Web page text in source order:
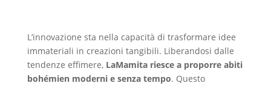
L’innovazione sta nella capacità di trasformare idee
immateriali in creazioni tangibili. Liberandosi dalle
tendenze effimere, LaMamita riesce a proporre abiti
bohémien moderni e senza tempo. Questo